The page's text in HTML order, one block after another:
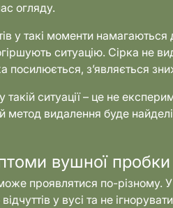
огляду.
у такі моменти
ситуацію. Сірка не
посилюється, з’являється
ситуації – це не
метод видалення буде
вушної пробки
проявлятися по-різному.
у вусі та не